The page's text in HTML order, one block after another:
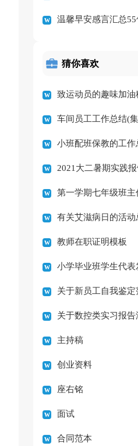
温馨早安感言汇总
猜你喜欢
致运动员的趣味加油
车间员工工作总结(
小班配班保教的工作
2021大二暑期实践报
第一学期七年级班
篇）有关艾滋病日的活动
教师在职证明模板
小学毕业班学生代表
关于新员工自我鉴定
关于数控类实习报告
主持稿
创业资料
座右铭
面试
合同范本